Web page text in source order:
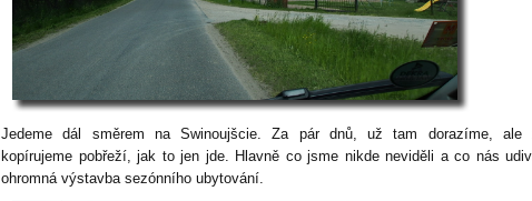
Jedeme dál směrem na Swinoujšcie. Za pár dnů, už tam dorazíme, ale
kopírujeme pobřeží, jak to jen jde. Hlavně co jsme nikde neviděli a co nás
ohromná výstavba sezónního ubytování.